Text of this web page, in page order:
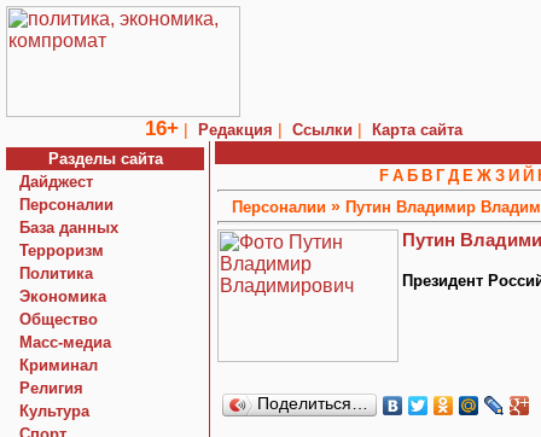
16+ | Редакция | Ссылки |
Карта сайта
Разделы сайта
Дайджест
Персоналии
База данных
Терроризм
Политика
Экономика
Общество
Macc-медиа
Криминал
Религия
Культура
F А Б В Г Д Е Ж З И Й
Персоналии » Путин Владимир
Путин
Президент
Поделиться…